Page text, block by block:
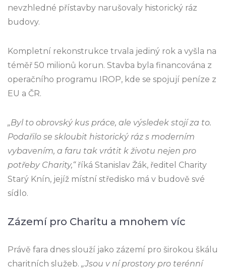
nevzhledné přístavby narušovaly historický ráz
budovy.
Kompletní rekonstrukce trvala jediný rok a vyšla na
téměř 50 milionů korun. Stavba byla financována z
operačního programu IROP, kde se spojují peníze z
EU a ČR.
„Byl to obrovský kus práce, ale výsledek stojí za to.
Podařilo se skloubit historický ráz s moderním
vybavením, a faru tak vrátit k životu nejen pro
potřeby Charity,“říká Stanislav Žák, ředitel Charity
Starý Knín, jejíž místní středisko má v budově své
sídlo.
Zázemí pro Charitu a mnohem víc
Právě fara dnes slouží jako zázemí pro širokou škálu
charitních služeb. „Jsou v ní prostory pro terénní